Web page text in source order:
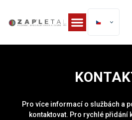
Pro více informací o službách a
kontaktovat. Pro rychlé přidání